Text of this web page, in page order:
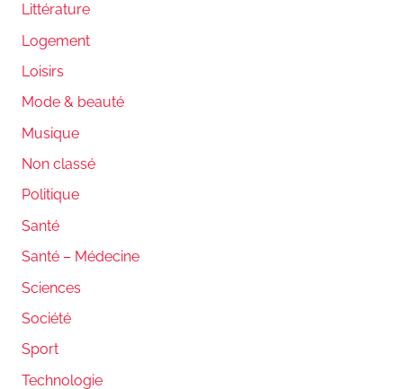
Littérature
Logement
Loisirs
Mode & beauté
Musique
Non classé
Politique
Santé
Santé – Médecine
Sciences
Société
Sport
Technologie